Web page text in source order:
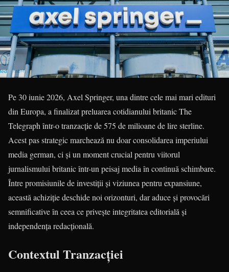
Pe 30 iunie 2026, Axel Springer, una dintre cele mai mari edituri
din Europa, a finalizat preluarea cotidianului britanic The
Telegraph într-o tranzacție de 575 de milioane de lire sterline.
Acest pas strategic marchează nu doar consolidarea imperiului
media german, ci și un moment crucial pentru viitorul
jurnalismului britanic într-un peisaj media în continuă schimbare.
Între promisiunile de investiții și viziunea pentru expansiune,
această achiziție deschide noi orizonturi, dar aduce și provocări
semnificative în ceea ce privește integritatea editorială și
independența redacțională.
Contextul Tranzacției